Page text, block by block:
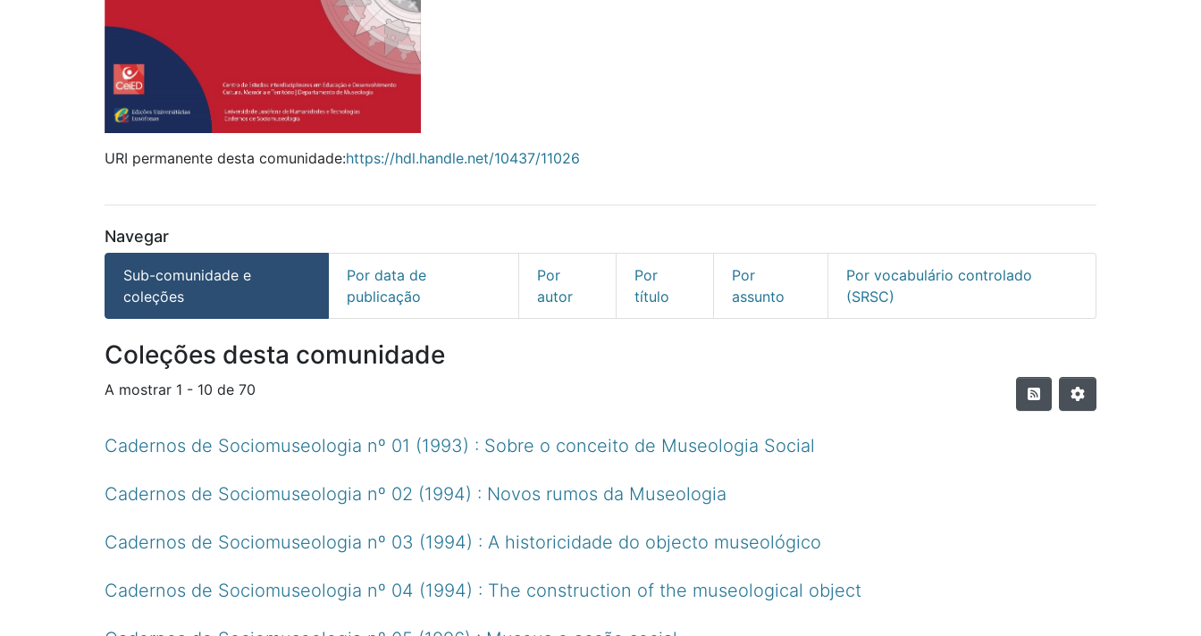
URI permanente desta comunidade:https://hdl.handle.net/10437/11026
Navegar
Sub-comunidade e
coleções
Por data de
publicação
Por
autor
Por
título
Por
assunto
Por vocabulário controlado
(SRSC)
Coleções desta comunidade
A mostrar 1 - 10 de 70
Cadernos de Sociomuseologia nº 01 (1993) : Sobre o conceito de Museologia Social
Cadernos de Sociomuseologia nº 02 (1994) : Novos rumos da Museologia
Cadernos de Sociomuseologia nº 03 (1994) : A historicidade do objecto museológico
Cadernos de Sociomuseologia nº 04 (1994) : The construction of the museological object